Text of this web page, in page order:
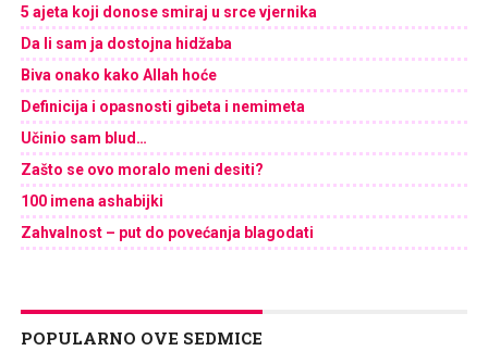
5 ajeta koji donose smiraj u srce vjernika
Da li sam ja dostojna hidžaba
Biva onako kako Allah hoće
Definicija i opasnosti gibeta i nemimeta
Učinio sam blud…
Zašto se ovo moralo meni desiti?
100 imena ashabijki
Zahvalnost – put do povećanja blagodati
POPULARNO OVE SEDMICE